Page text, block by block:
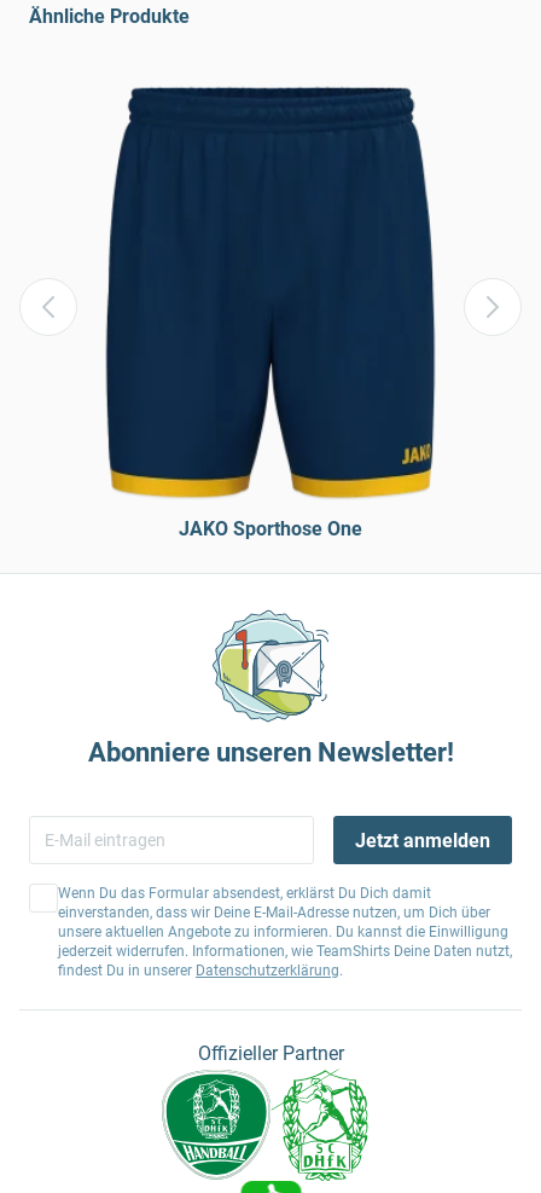
Ähnliche Produkte
JAKO Sporthose One
Abonniere unseren Newsletter!
Jetzt anmelden
Wenn Du das Formular absendest, erklärst Du Dich damit
einverstanden, dass wir Deine E-Mail-Adresse nutzen, um Dich über
unsere aktuellen Angebote zu informieren. Du kannst die Einwilligung
jederzeit widerrufen. Informationen, wie TeamShirts Deine Daten nutzt,
findest Du in unserer Datenschutzerklärung.
Offizieller Partner